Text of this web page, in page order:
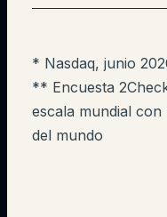
* Nasdaq, junio
** Encuesta
escala mundial con
del mundo